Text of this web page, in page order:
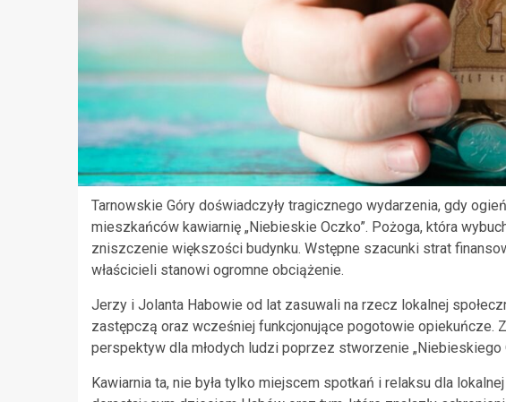
Tarnowskie Góry doświadczyły tragicznego wydarzenia, gdy
mieszkańców kawiarnię „Niebieskie Oczko”. Pożoga, która
zniszczenie większości budynku. Wstępne szacunki strat
właścicieli stanowi ogromne obciążenie.
Jerzy i Jolanta Habowie od lat zasuwali na rzecz lokalnej
zastępczą oraz wcześniej funkcjonujące pogotowie opiekuńcze.
perspektyw dla młodych ludzi poprzez stworzenie „Niebieskiego
Kawiarnia ta, nie była tylko miejscem spotkań i relaksu dla